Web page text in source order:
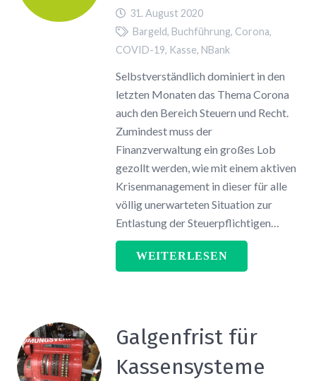
31. August 2020
Bargeld, Buchführung, Corona,
COVID-19, Kasse, NBank
Selbstverständlich dominiert in den
letzten Monaten das Thema Corona
auch den Bereich Steuern und Recht.
Zumindest muss der
Finanzverwaltung ein großes Lob
gezollt werden, wie mit einem aktiven
Krisenmanagement in dieser für alle
völlig unerwarteten Situation zur
Entlastung der Steuerpflichtigen…
WEITERLESEN
Galgenfrist für
Kassensysteme